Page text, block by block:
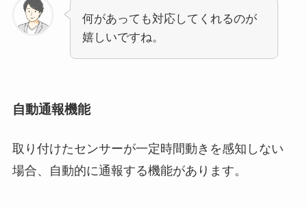
何があっても対応してくれるのが
嬉しいですね。
自動通報機能
取り付けたセンサーが一定時間動きを感知しない
場合、自動的に通報する機能があります。